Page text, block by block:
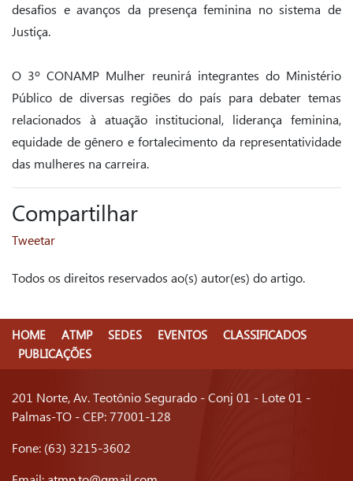
desafios e avanços da presença feminina no sistema de
Justiça.
O 3º CONAMP Mulher reunirá integrantes do Ministério
Público de diversas regiões do país para debater temas
relacionados à atuação institucional, liderança feminina,
equidade de gênero e fortalecimento da representatividade
das mulheres na carreira.
Compartilhar
Tweetar
Todos os direitos reservados ao(s) autor(es) do artigo.
HOME ATMP SEDES EVENTOS
CLASSIFICADOS
PUBLICAÇÕES
201 Norte, Av. Teotônio Segurado - Conj 01 - Lote 01 -
Palmas-TO - CEP: 77001-128
Fone: (63) 3215-3602